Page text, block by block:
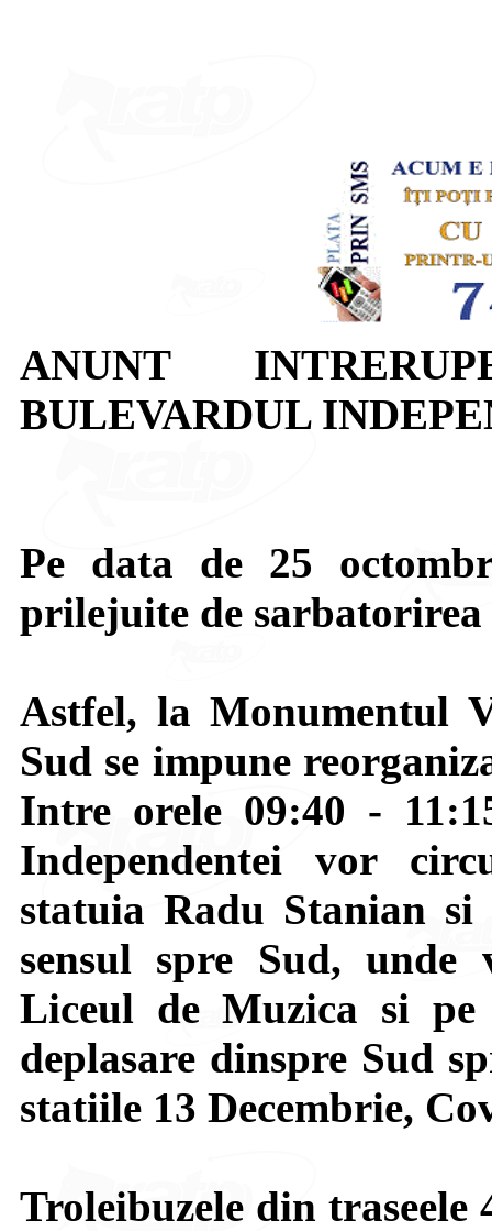
ANUNT
BULEVARDUL
Pe data de 25
prilejuite de
Astfel, la Monumentul
Sud se impune
Intre orele 09:40 -
Independentei vor
statuia Radu Stanian
sensul spre Sud, unde
Liceul de Muzica si pe
deplasare dinspre Sud
statiile 13 Decembrie,
Troleibuzele din